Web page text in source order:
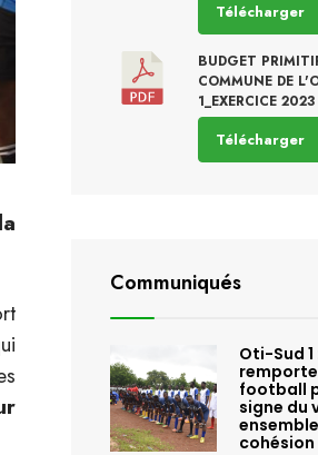
Télécharger
BUDGET
COMMUNE DE
1_EXERCICE 2023
Télécharger
Communiqués
Oti-Sud
football
signe du